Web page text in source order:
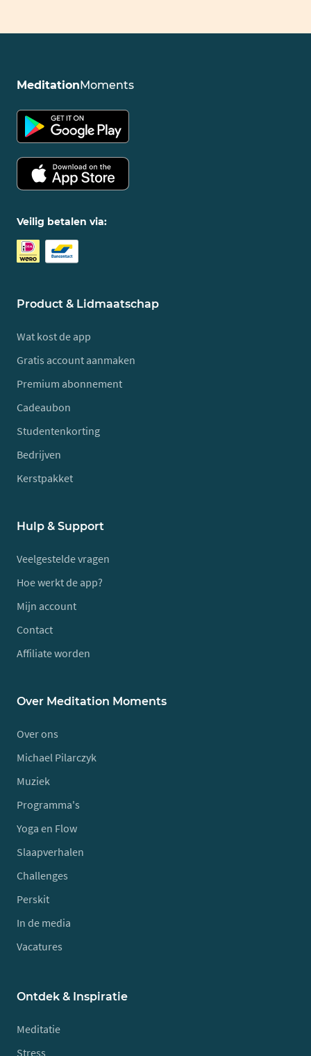
MeditationMoments
Veilig betalen via:
Product & Lidmaatschap
Wat kost de app
Gratis account aanmaken
Premium abonnement
Cadeaubon
Studentenkorting
Bedrijven
Kerstpakket
Hulp & Support
Veelgestelde vragen
Hoe werkt de app?
Mijn account
Contact
Affiliate worden
Over Meditation Moments
Over ons
Michael Pilarczyk
Muziek
Programma's
Yoga en Flow
Slaapverhalen
Challenges
Perskit
In de media
Vacatures
Ontdek & Inspiratie
Meditatie
Stress